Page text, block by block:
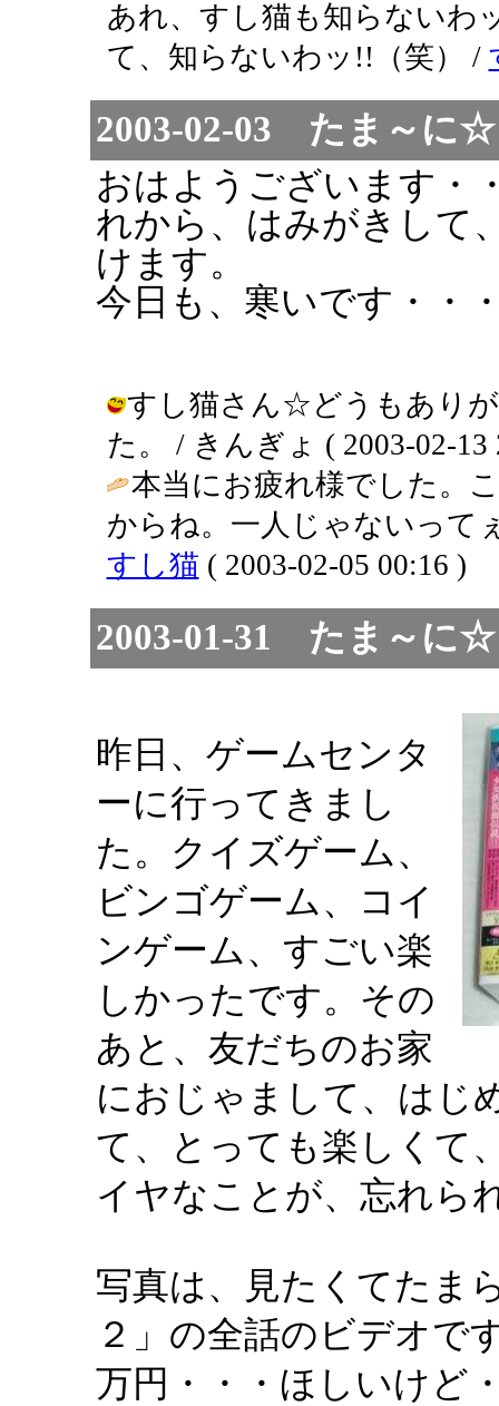
あれ、すし猫も知らないわ
て、知らないわッ!!（笑） /
2003-02-03 たま～に
おはようございます・
れから、はみがきして
けます。
今日も、寒いです・・
すし猫さん☆どうもあり
た。 / きんぎょ ( 2003-02-13
本当にお疲れ様でした。
からね。一人じゃないって
すし猫 ( 2003-02-05 00:16 )
2003-01-31 たま～に
昨日、ゲームセンタ
ーに行ってきまし
た。クイズゲーム、
ビンゴゲーム、コイ
ンゲーム、すごい楽
しかったです。その
あと、友だちのお家
におじゃまして、はじ
て、とっても楽しくて
イヤなことが、忘れら
写真は、見たくてたま
２」の全話のビデオで
万円・・・ほしいけど